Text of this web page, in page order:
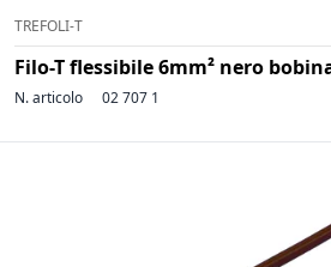
TREFOLI-T
Filo-T flessibile 6mm² nero
N. articolo 02 707 1